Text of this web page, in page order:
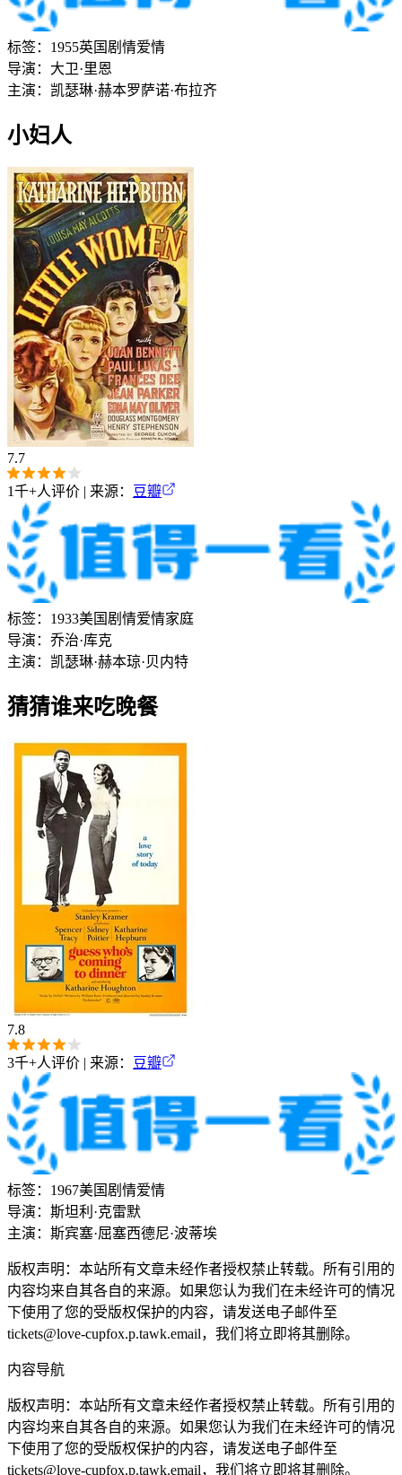
标签： 1955英国 剧情爱情
导演： 大卫·里恩
主演： 凯瑟琳·赫本罗萨诺·布拉齐
小妇人
7.7
1千+人评价 | 来源： 豆瓣
标签： 1933美国 剧情爱情家庭
导演： 乔治·库克
主演： 凯瑟琳·赫本琼·贝内特
猜猜谁来吃晚餐
7.8
3千+人评价 | 来源： 豆瓣
标签： 1967美国 剧情爱情
导演： 斯坦利·克雷默
主演： 斯宾塞·屈塞西德尼·波蒂埃
版权声明：本站所有文章未经作者授权禁止转载。所有引用的
内容均来自其各自的来源。如果您认为我们在未经许可的情况
下使用了您的受版权保护的内容，请发送电子邮件至
tickets@love-cupfox.p.tawk.email，我们将立即将其删除。
内容导航
版权声明：本站所有文章未经作者授权禁止转载。所有引用的
内容均来自其各自的来源。如果您认为我们在未经许可的情况
下使用了您的受版权保护的内容，请发送电子邮件至
tickets@love-cupfox.p.tawk.email，我们将立即将其删除。